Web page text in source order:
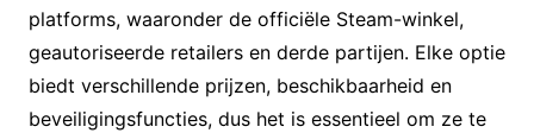
platforms, waaronder de officiële Steam-winkel,
geautoriseerde retailers en derde partijen. Elke optie
biedt verschillende prijzen, beschikbaarheid en
beveiligingsfuncties, dus het is essentieel om ze te